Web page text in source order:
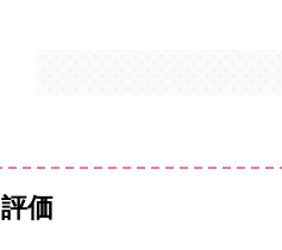
評価